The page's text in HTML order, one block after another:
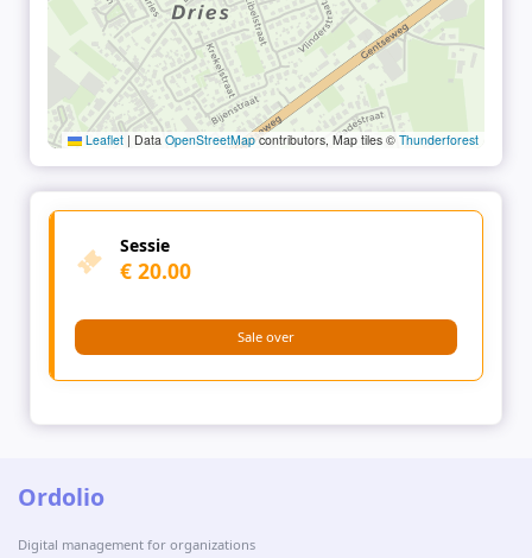
Leaflet | Data OpenStreetMapcontributors, Map tiles © Thunderforest
Sessie
€ 20.00
Sale over
Ordolio
Digital management for organizations